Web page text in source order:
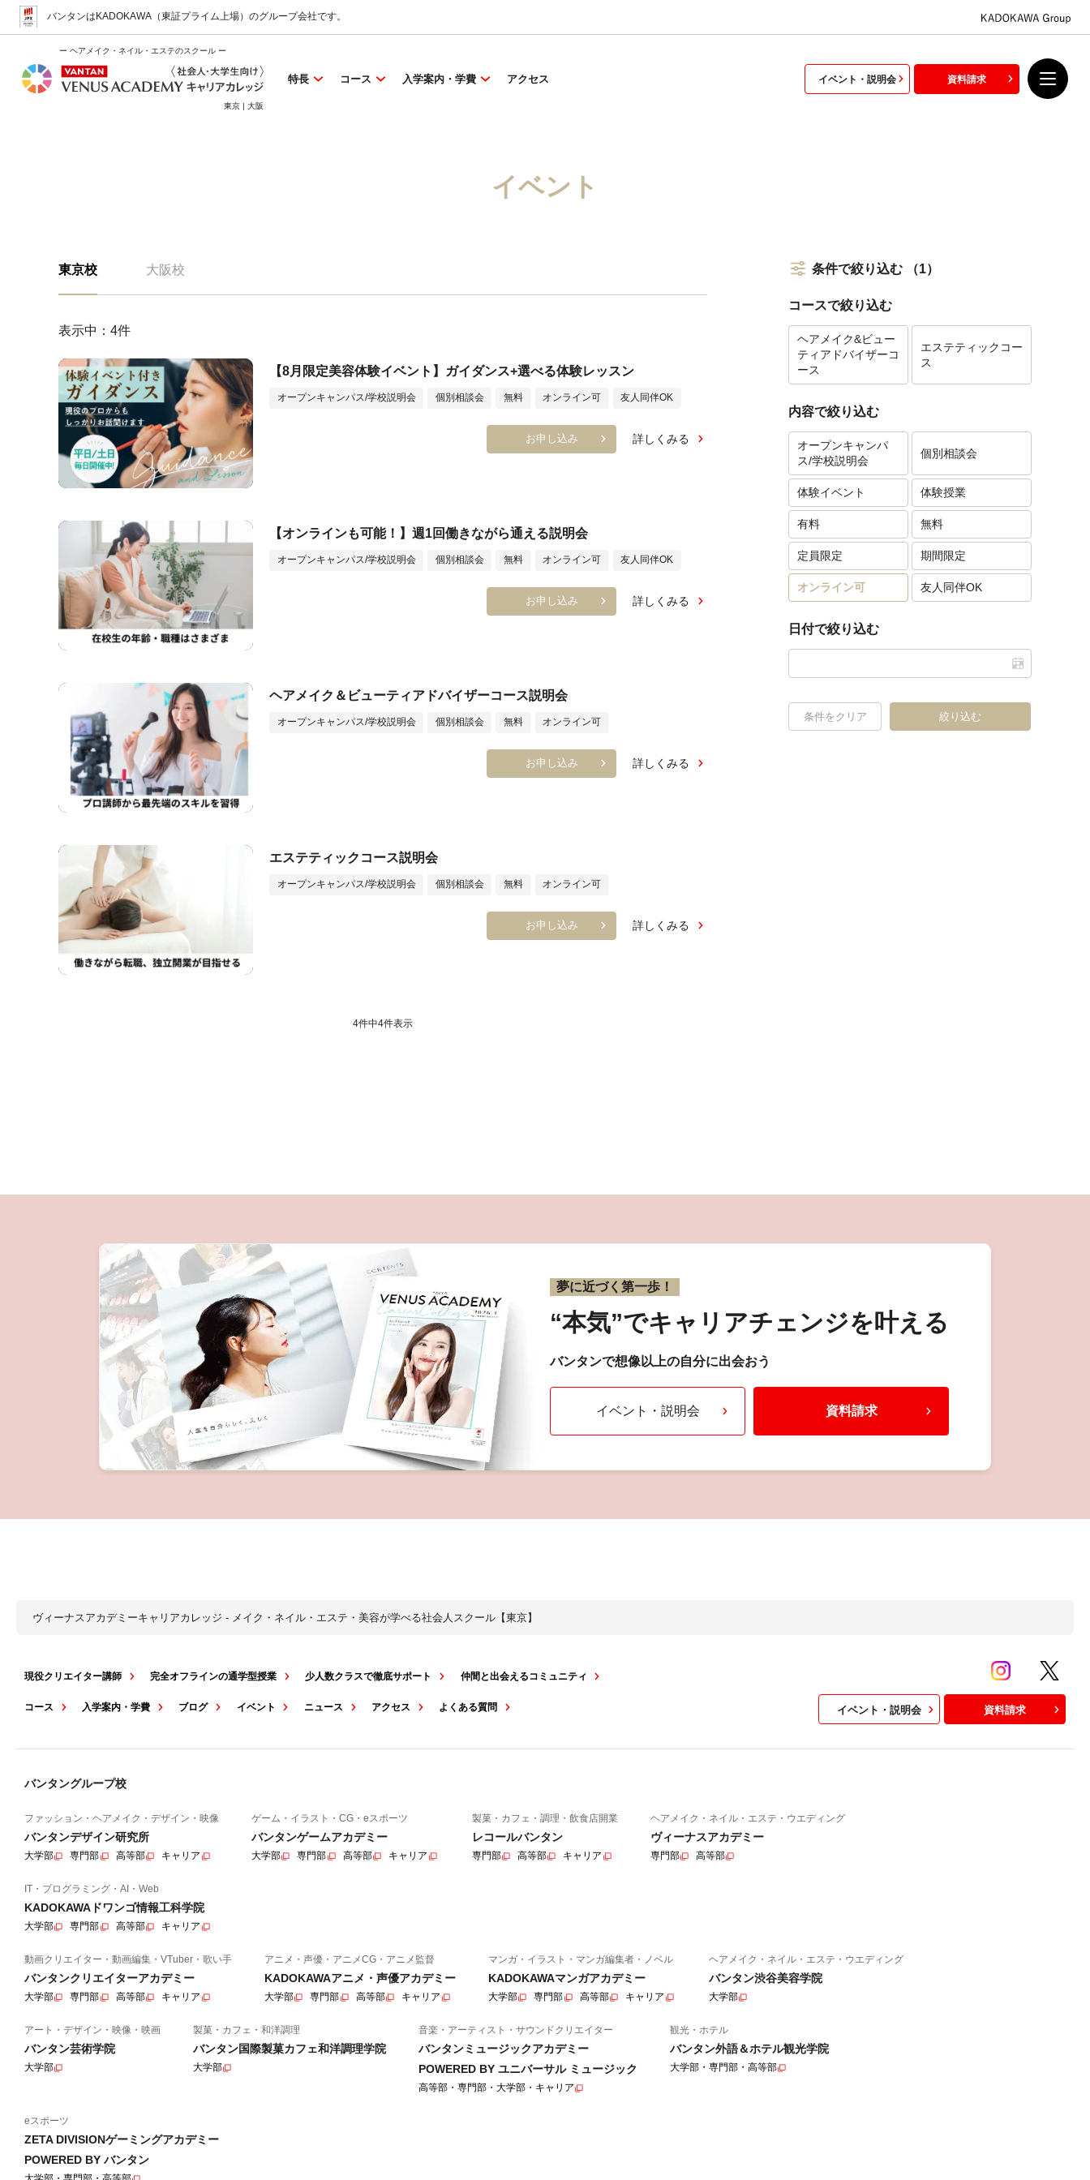
バンタンはKADOKAWA（東証プライム上場） のグループ会社です。
ー ヘアメイク・ネイル・エステのスクール ー
東京 | 大阪
特長 コース 入学案内・学費 アクセス イベント・説明会 資料請求
イベント
東京校 大阪校
表示中： 4件
【8月限定美容体験イベント】ガイダンス+選べる体験レッスン
オープンキャンパス/学校説明会 個別相談会 無料 オンライン可 友人同伴OK
お申し込み 詳しくみる
【オンラインも可能！】週1回働きながら通える説明会
オープンキャンパス/学校説明会 個別相談会 無料 オンライン可 友人同伴OK
お申し込み 詳しくみる
ヘアメイク＆ビューティアドバイザーコース説明会
オープンキャンパス/学校説明会 個別相談会 無料 オンライン可
お申し込み 詳しくみる
エステティックコース説明会
オープンキャンパス/学校説明会 個別相談会 無料 オンライン可
お申し込み 詳しくみる
4件中4件表示
条件で絞り込む （1）
コースで絞り込む
ヘアメイク&ビュー
ティアドバイザーコ
ース
エステティックコー
ス
内容で絞り込む
オープンキャンパ
ス/学校説明会
個別相談会
体験イベント 体験授業
有料 無料
定員限定 期間限定
オンライン可 友人同伴OK
日付で絞り込む
条件をクリア 絞り込む
夢に近づく第一歩！
“本気”でキャリアチェンジを叶える
バンタンで想像以上の自分に出会おう
イベント・説明会 資料請求
ヴィーナスアカデミーキャリアカレッジ - メイク・ネイル・エステ・美容が学べる社会人スクール【東京】
現役クリエイター講師 完全オフラインの通学型授業 少人数クラスで徹底サポート 仲間と出会えるコミュニティ
コース 入学案内・学費 ブログ イベント ニュース アクセス よくある質問 イベント・説明会 資料請求
バンタングループ校
ファッション・ヘアメイク・デザイン・映像
バンタンデザイン研究所
大学部 専門部 高等部 キャリア
ゲーム・イラスト・CG・eスポーツ
バンタンゲームアカデミー
大学部 専門部 高等部 キャリア
製菓・カフェ・調理・飲食店開業
レコールバンタン
専門部 高等部 キャリア
ヘアメイク・ネイル・エステ・ウエディング
ヴィーナスアカデミー
専門部 高等部
IT・プログラミング・AI・Web
KADOKAWAドワンゴ情報工科学院
大学部 専門部 高等部 キャリア
動画クリエイター・動画編集・VTuber・歌い手
バンタンクリエイターアカデミー
大学部 専門部 高等部 キャリア
アニメ・声優・アニメCG・アニメ監督
KADOKAWAアニメ・声優アカデミー
大学部 専門部 高等部 キャリア
マンガ・イラスト・マンガ編集者・ノベル
KADOKAWAマンガアカデミー
大学部 専門部 高等部 キャリア
ヘアメイク・ネイル・エステ・ウエディング
バンタン渋谷美容学院
大学部
アート・デザイン・映像・映画
バンタン芸術学院
大学部
製菓・カフェ・和洋調理
バンタン国際製菓カフェ和洋調理学院
大学部
音楽・アーティスト・サウンドクリエイター
バンタンミュージックアカデミー
POWERED BY ユニバーサル ミュージック
高等部・専門部・大学部・キャリア
観光・ホテル
バンタン外語＆ホテル観光学院
大学部・専門部・高等部
eスポーツ
ZETA DIVISIONゲーミングアカデミー
POWERED BY バンタン